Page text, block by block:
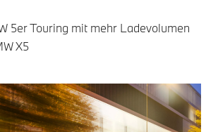
5er Touring mit mehr Ladevolumen
X5